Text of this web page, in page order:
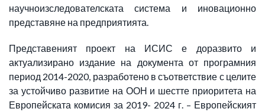
научноизследователската система и иновационно
представяне на предприятията.
Представеният проект на ИСИС е доразвито и
актуализирано издание на документа от програмния
период 2014-2020, разработено в съответствие с целите
за устойчиво развитие на ООН и шестте приоритета на
Европейската комисия за 2019- 2024 г. – Европейският